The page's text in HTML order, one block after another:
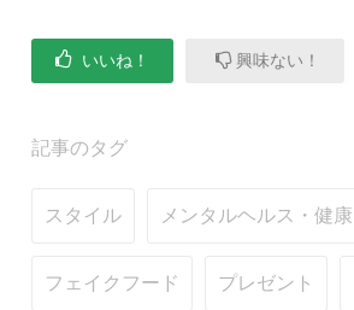
いいね！ 興味ない！
記事のタグ
スタイル メンタルヘルス・健康
フェイクフード プレゼント